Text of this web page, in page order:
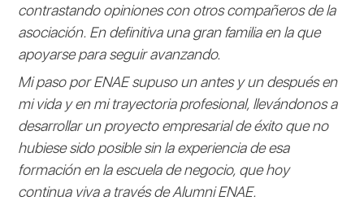
contrastando opiniones con otros compañeros de la
asociación. En definitiva una gran familia en la que
apoyarse para seguir avanzando.
Mi paso por ENAE supuso un antes y un después en
mi vida y en mi trayectoria profesional, llevándonos a
desarrollar un proyecto empresarial de éxito que no
hubiese sido posible sin la experiencia de esa
formación en la escuela de negocio, que hoy
continua viva a través de Alumni ENAE.